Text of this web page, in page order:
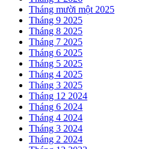
Tháng mười một 2025
Tháng 9 2025
Tháng 8 2025
Tháng 7 2025
Tháng 6 2025
Tháng 5 2025
Tháng 4 2025
Tháng 3 2025
Tháng 12 2024
Tháng 6 2024
Tháng 4 2024
Tháng 3 2024
Tháng 2 2024